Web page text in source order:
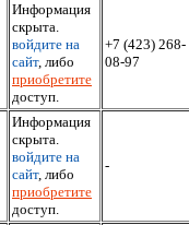
Информация
скрыта.
войдите на
сайт, либо
приобретите
доступ.
+7 (423) 268-
08-97
Информация
скрыта.
войдите на
сайт, либо
приобретите
доступ.
-